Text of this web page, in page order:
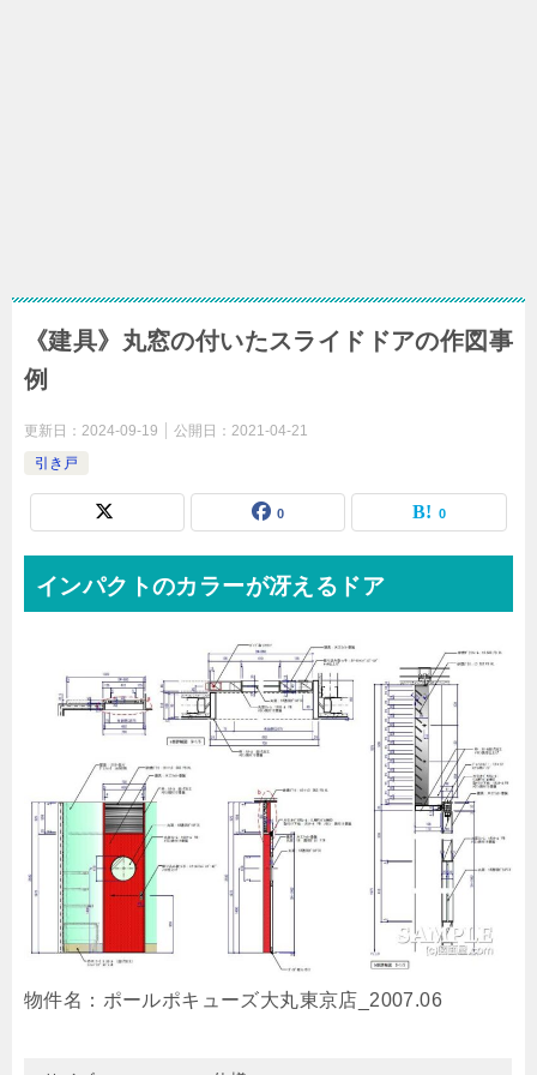
《建具》丸窓の付いたスライドドアの作図事
例
更新日： 2024-09-19 公開日： 2021-04-21
引き戸
0 0
インパクトのカラーが冴えるドア
物件名：ポールポキューズ大丸東京店_2007.06